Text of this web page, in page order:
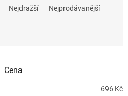
Nejdražší Nejprodávanější
Cena
696 Kč